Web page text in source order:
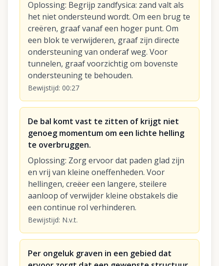
Oplossing: Begrijp zandfysica: zand valt als
het niet ondersteund wordt. Om een brug te
creëren, graaf vanaf een hoger punt. Om
een blok te verwijderen, graaf zijn directe
ondersteuning van onderaf weg. Voor
tunnelen, graaf voorzichtig om bovenste
ondersteuning te behouden.
Bewijstijd: 00:27
De bal komt vast te zitten of krijgt niet
genoeg momentum om een lichte helling
te overbruggen.
Oplossing: Zorg ervoor dat paden glad zijn
en vrij van kleine oneffenheden. Voor
hellingen, creëer een langere, steilere
aanloop of verwijder kleine obstakels die
een continue rol verhinderen.
Bewijstijd: N.v.t.
Per ongeluk graven in een gebied dat